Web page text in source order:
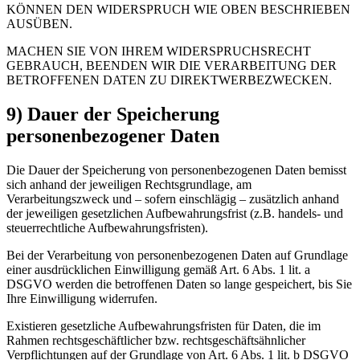
KÖNNEN DEN WIDERSPRUCH WIE OBEN BESCHRIEBEN
AUSÜBEN.
MACHEN SIE VON IHREM WIDERSPRUCHSRECHT
GEBRAUCH, BEENDEN WIR DIE VERARBEITUNG DER
BETROFFENEN DATEN ZU DIREKTWERBEZWECKEN.
9) Dauer der Speicherung
personenbezogener Daten
Die Dauer der Speicherung von personenbezogenen Daten bemisst
sich anhand der jeweiligen Rechtsgrundlage, am
Verarbeitungszweck und – sofern einschlägig – zusätzlich anhand
der jeweiligen gesetzlichen Aufbewahrungsfrist (z.B. handels- und
steuerrechtliche Aufbewahrungsfristen).
Bei der Verarbeitung von personenbezogenen Daten auf Grundlage
einer ausdrücklichen Einwilligung gemäß Art. 6 Abs. 1 lit. a
DSGVO werden die betroffenen Daten so lange gespeichert, bis Sie
Ihre Einwilligung widerrufen.
Existieren gesetzliche Aufbewahrungsfristen für Daten, die im
Rahmen rechtsgeschäftlicher bzw. rechtsgeschäftsähnlicher
Verpflichtungen auf der Grundlage von Art. 6 Abs. 1 lit. b DSGVO